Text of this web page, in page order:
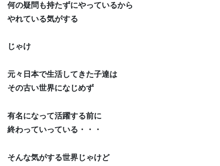
何の疑問も持たずにやっているから
やれている気がする
じゃけ
元々日本で生活してきた子達は
その古い世界になじめず
有名になって活躍する前に
終わっていっている・・・
そんな気がする世界じゃけど